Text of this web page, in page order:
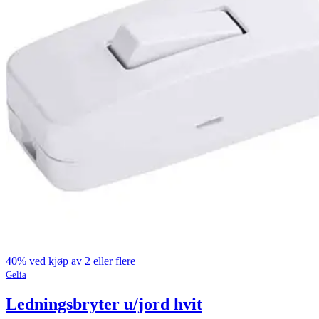
40% ved kjøp av 2 eller flere
Gelia
Ledningsbryter u/jord hvit